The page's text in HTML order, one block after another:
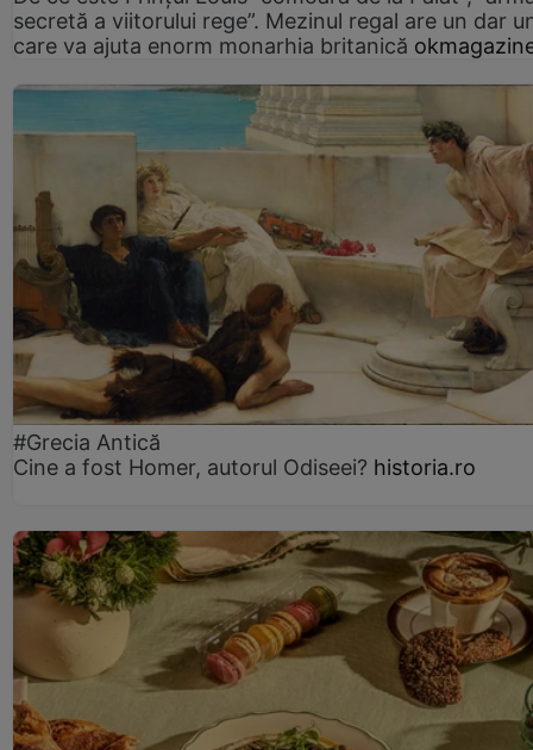
secretă a viitorului rege”. Mezinul regal are un dar
care va ajuta enorm monarhia britanică
#Grecia Antică
Cine a fost Homer, autorul Odiseei? historia.ro